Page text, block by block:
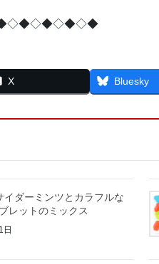
X Bluesky
イダーミンツとカラフルな
レットのミックス
日